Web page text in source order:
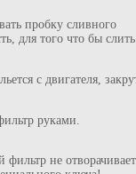
пробку сливного
для того что бы
с двигателя,
руками.
не